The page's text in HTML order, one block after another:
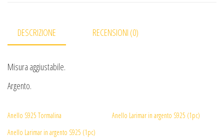
DESCRIZIONE RECENSIONI (0)
Misura aggiustabile.
Argento.
Anello S925 Tormalina
Anello Larimar in argento S925 (1pc)
Anello Larimar in argento S925 (1pc)